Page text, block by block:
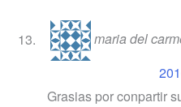
maria del
Grasias por conpartir